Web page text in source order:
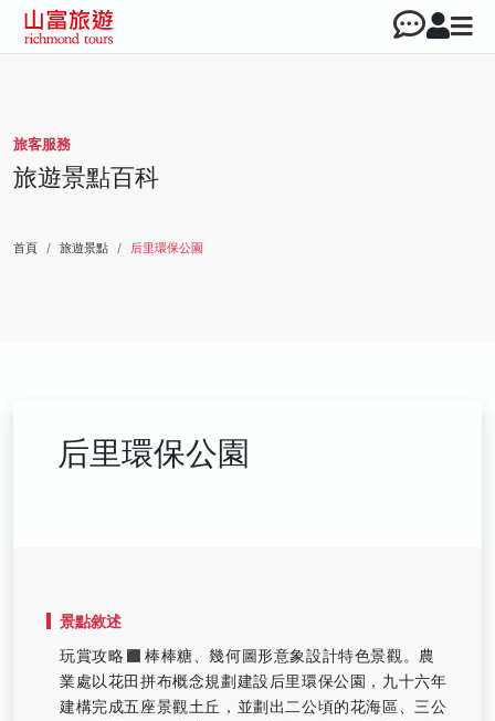
旅客服務
旅遊景點百科
首頁 旅遊景點 后里環保公園
后里環保公園
景點敘述
玩賞攻略◼️棒棒糖、幾何圖形意象設計特色景觀。農
業處以花田拼布概念規劃建設后里環保公園，九十六年
建構完成五座景觀土丘，並劃出二公頃的花海區、三公